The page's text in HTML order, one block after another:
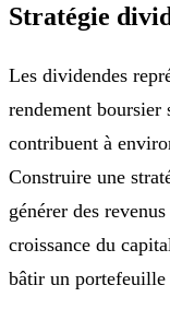
Stratégie
Les dividendes
rendement
contribuent à
Construire une
générer des
croissance du
bâtir un portefeuille